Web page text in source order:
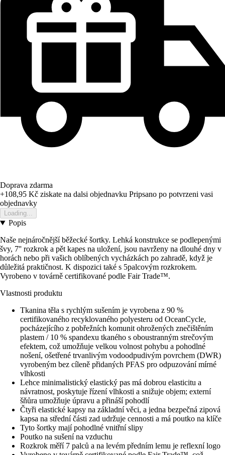
Doprava zdarma
+108,95 Kč ziskate na dalsi objednavku Pripsano po potvrzeni vasi
objednavky
Loading...
Popis
Naše nejnáročnější běžecké šortky. Lehká konstrukce se podlepenými
švy, 7'' rozkrok a pět kapes na uložení, jsou navrženy na dlouhé dny v
horách nebo při vašich oblíbených vycházkách po zahradě, když je
důležitá praktičnost. K dispozici také s 5palcovým rozkrokem.
Vyrobeno v továrně certifikované podle Fair Trade™.
Vlastnosti produktu
Tkanina těla s rychlým sušením je vyrobena z 90 %
certifikovaného recyklovaného polyesteru od OceanCycle,
pocházejícího z pobřežních komunit ohrožených znečištěním
plastem / 10 % spandexu tkaného s oboustranným strečovým
efektem, což umožňuje velkou volnost pohybu a pohodlné
nošení, ošetřené trvanlivým vodoodpudivým povrchem (DWR)
vyrobeným bez cíleně přidaných PFAS pro odpuzování mírné
vlhkosti
Lehce minimalistický elastický pas má dobrou elasticitu a
návratnost, poskytuje řízení vlhkosti a snižuje objem; externí
šňůra umožňuje úpravu a přináší pohodlí
Čtyři elastické kapsy na základní věci, a jedna bezpečná zipová
kapsa na střední části zad udržuje cennosti a má poutko na klíče
Tyto šortky mají pohodlné vnitřní slipy
Poutko na sušení na vzduchu
Rozkrok měří 7 palců a na levém předním lemu je reflexní logo